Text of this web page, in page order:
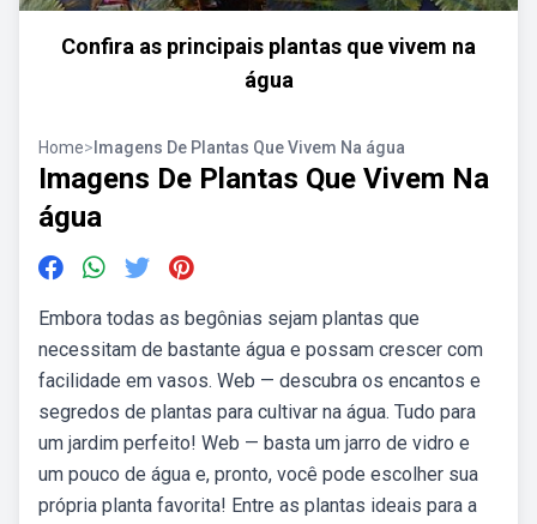
Confira as principais plantas que vivem na
água
Home> Imagens De Plantas Que Vivem Na água
Imagens De Plantas Que Vivem Na
água
Embora todas as begônias sejam plantas que
necessitam de bastante água e possam crescer com
facilidade em vasos. Web — descubra os encantos e
segredos de plantas para cultivar na água. Tudo para
um jardim perfeito! Web — basta um jarro de vidro e
um pouco de água e, pronto, você pode escolher sua
própria planta favorita! Entre as plantas ideais para a